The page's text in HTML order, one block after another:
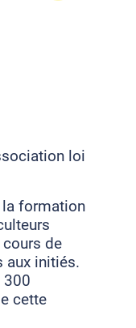
loi
formation
de
aux initiés.
300
cette